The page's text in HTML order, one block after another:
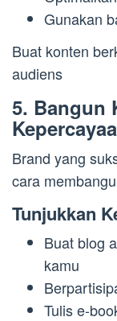
Gunakan
Buat konten
audiens
5. Bangun
Brand yang
cara
Tunjukkan
Buat blog
kamu
Tulis e-